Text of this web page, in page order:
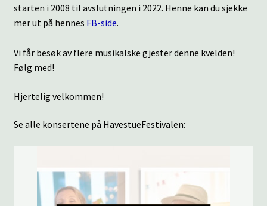
starten i 2008 til avslutningen i 2022. Henne kan du sjekke
mer ut på hennes FB-side.
Vi får besøk av flere musikalske gjester denne kvelden!
Følg med!
Hjertelig velkommen!
Se alle konsertene på HavestueFestivalen: